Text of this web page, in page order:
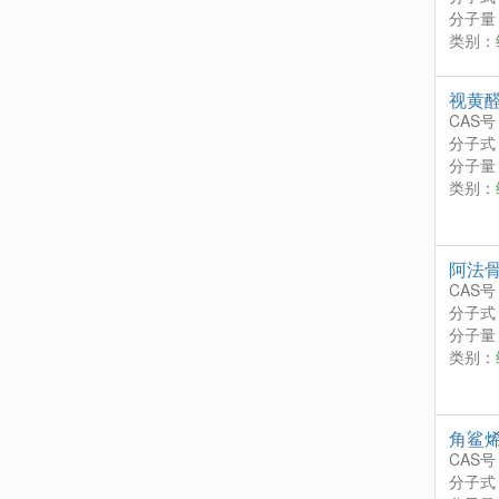
分子
类别：
视黄
CAS
分子
分子
类别：
阿法
CAS
分子
分子
类别：
角鲨
CAS
分子